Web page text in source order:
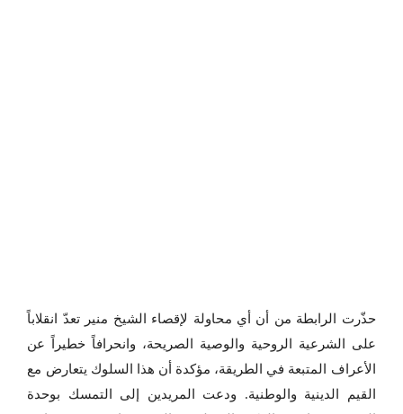
حذّرت الرابطة من أن أي محاولة لإقصاء الشيخ منير تعدّ انقلاباً
على الشرعية الروحية والوصية الصريحة، وانحرافاً خطيراً عن
الأعراف المتبعة في الطريقة، مؤكدة أن هذا السلوك يتعارض مع
القيم الدينية والوطنية. ودعت المريدين إلى التمسك بوحدة